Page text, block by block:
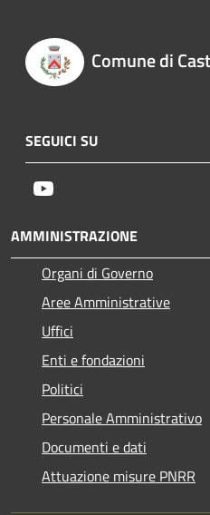
Comune di
SEGUICI SU
AMMINISTRAZIONE
Organi di Governo
Aree Amministrative
Uffici
Enti e fondazioni
Politici
Personale Amministrativo
Documenti e dati
Attuazione misure PNRR